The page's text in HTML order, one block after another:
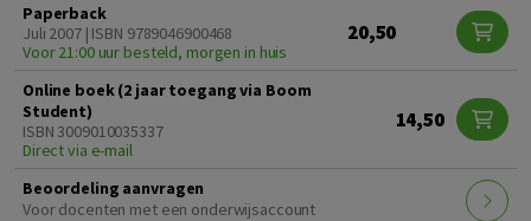
Paperback
Juli 2007 | ISBN 9789046900468
Voor 21:00 uur besteld, morgen in huis
20,50
Online boek (2 jaar toegang via Boom
Student)
ISBN 3009010035337
Direct via e-mail
14,50
Beoordeling aanvragen
Voor docenten met een onderwijsaccount